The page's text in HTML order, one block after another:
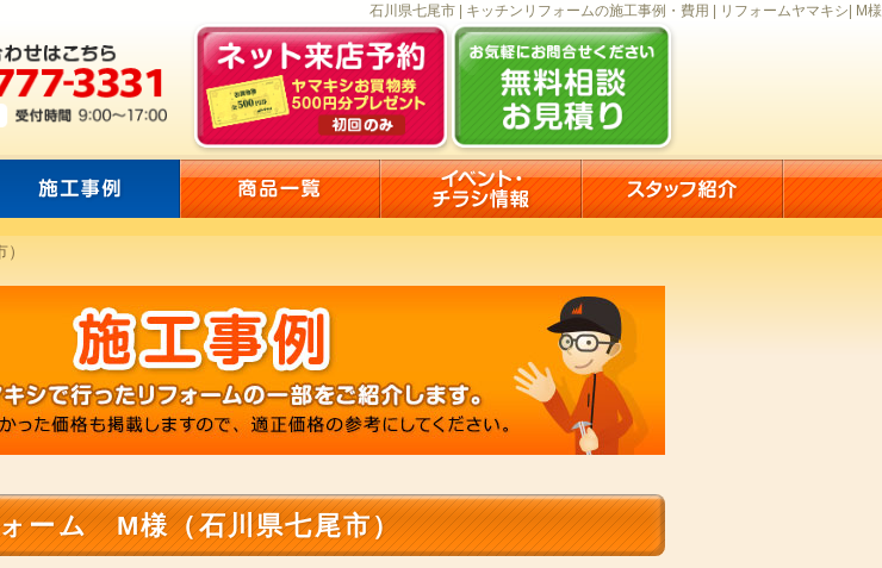
石川県七尾市 | キッチンリフォームの施工事例・費用 | リフォームヤマキシ| M様
ーム M様（石川県七尾市）